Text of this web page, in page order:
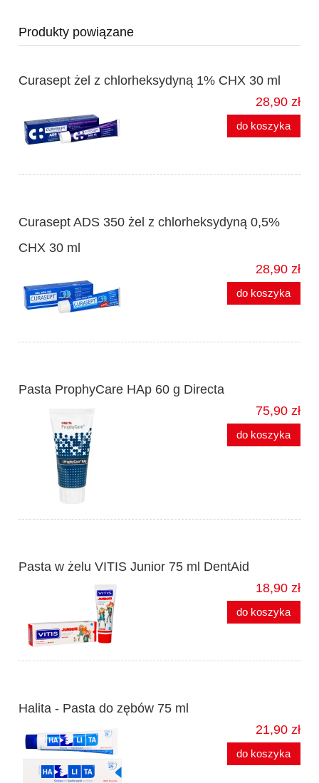
Produkty powiązane
Curasept żel z chlorheksydyną 1% CHX 30 ml
28,90 zł
do koszyka
Curasept ADS 350 żel z chlorheksydyną 0,5%
CHX 30 ml
28,90 zł
do koszyka
Pasta ProphyCare HAp 60 g Directa
75,90 zł
do koszyka
Pasta w żelu VITIS Junior 75 ml DentAid
18,90 zł
do koszyka
Halita - Pasta do zębów 75 ml
21,90 zł
do koszyka